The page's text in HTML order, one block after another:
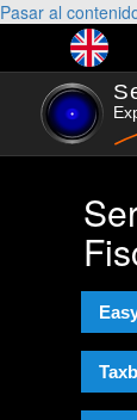
Pasar al